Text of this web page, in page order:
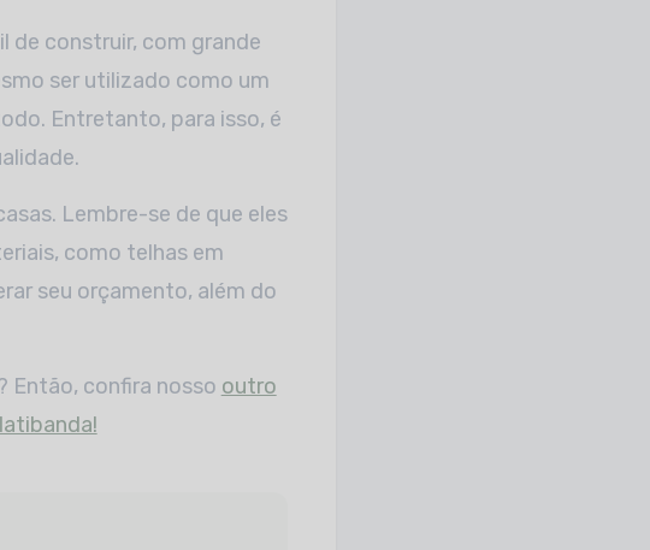
de construir, com grande
ser utilizado como um
Entretanto, para isso, é
Lembre-se de que eles
como telhas em
seu orçamento, além do
Então, confira nosso outro